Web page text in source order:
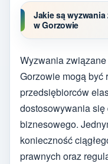
Jakie są
w Gorzowie
Wyzwania
Gorzowie mogą być
przedsiębiorców
dostosowywania
biznesowego.
konieczność
prawnych oraz